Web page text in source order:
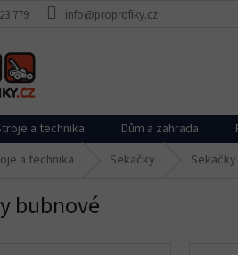
779 info@proprofiky.cz
a technika Dům a zahrada
a technika Sekačky
bubnové